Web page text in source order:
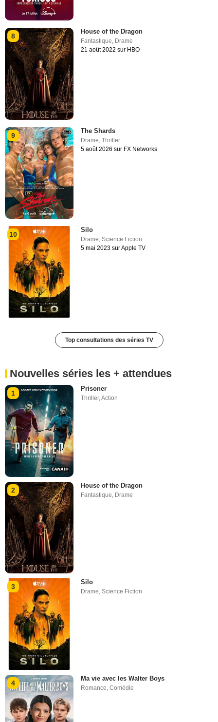
8
House of the Dragon
Fantastique, Drame
21 août 2022 sur HBO
9
The Shards
Drame ,Thriller
5 août 2026 sur FX Networks
10
Silo
Drame,Science Fiction
5 mai 2023 sur Apple TV
Top consultations des séries TV
Nouvelles séries les + attendues
1
Prisoner
Thriller,Action
2
House of the Dragon
Fantastique Drame
3
Silo
Drame,Science Fiction
4
Ma vie avec les Walter Boys
Romance,Comédie